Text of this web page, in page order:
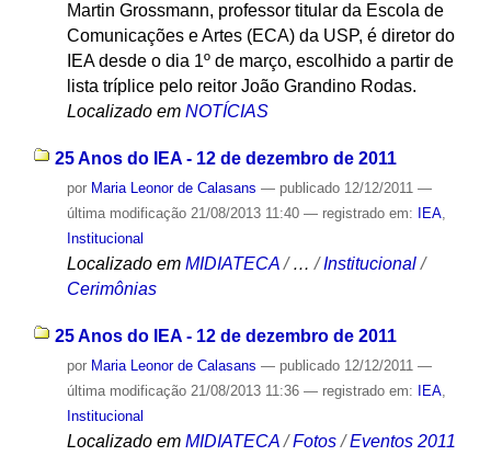
Martin Grossmann, professor titular da Escola de
Comunicações e Artes (ECA) da USP, é diretor do
IEA desde o dia 1º de março, escolhido a partir de
lista tríplice pelo reitor João Grandino Rodas.
Localizado em NOTÍCIAS
25 Anos do IEA - 12 de dezembro de 2011
por Maria Leonor de Calasans — publicado12/12/2011 —
última modificação21/08/2013 11:40 — registrado em: IEA,
Institucional
Localizado em MIDIATECA /…/Institucional /
Cerimônias
25 Anos do IEA - 12 de dezembro de 2011
por Maria Leonor de Calasans — publicado12/12/2011 —
última modificação21/08/2013 11:36 — registrado em: IEA,
Institucional
Localizado em MIDIATECA /Fotos /Eventos 2011